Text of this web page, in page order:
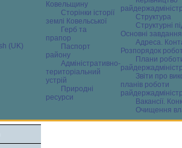
Ковельщину
Сторінки історії
землі Ковельської
Герб та
прапор
Паспорт
району
Адміністративно-
територіальний
устрій
Природні
ресурси
Структура
Структурні
Основні завдання
Адреса.
Розпорядок
Плани
Звіти про
планів роботи
Вакансії.
Очищення